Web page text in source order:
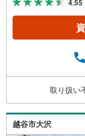
したくな
利用い
物件の
「見え
ャルプラ
も安心・
場所から
さい～営
話でのお
4.55
取り扱い
越谷市大沢